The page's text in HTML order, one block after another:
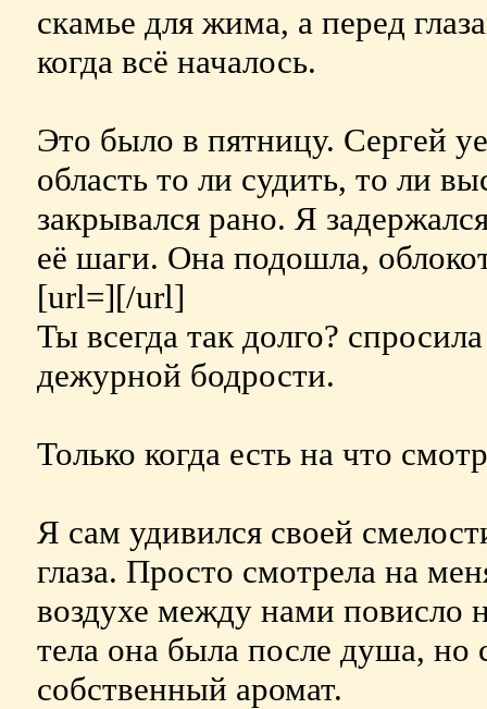
скамье для жима, а перед
когда всё началось.
Это было в пятницу. Сергей
область то ли судить, то ли
закрывался рано. Я
её шаги. Она подошла,
[url=][/url]
Ты всегда так долго?
дежурной бодрости.
Только когда есть на что
Я сам удивился своей
глаза. Просто смотрела на
воздухе между нами повисло
тела она была после душа, но
собственный аромат.